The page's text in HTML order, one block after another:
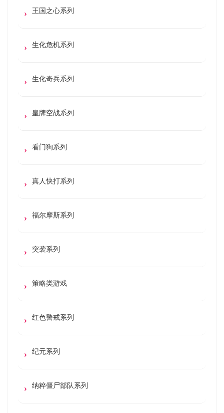
王国之心系列
生化危机系列
生化奇兵系列
皇牌空战系列
看门狗系列
真人快打系列
福尔摩斯系列
突袭系列
策略类游戏
红色警戒系列
纪元系列
纳粹僵尸部队系列